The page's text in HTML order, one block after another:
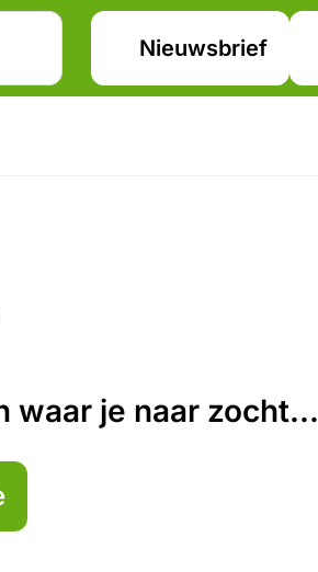
Nieuwsbrief
waar je naar zocht...